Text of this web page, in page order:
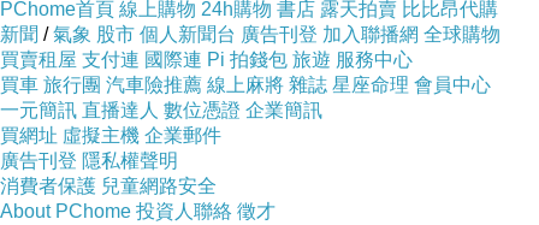
的口號，至今仍以此為品牌核心價值，甚至在鞋
款當中融合時尚品牌元素，帶給消費者截然不同
體驗，例如 Cordoba和Sanremo系列都利用施
華洛世奇的水晶點綴以增添視覺華麗感 。
目前 HASSIA 女鞋的生產範疇橫跨芭蕾平底鞋、
低跟鞋、運動鞋、涼鞋、踝靴等，融合經典與流
PChome首頁 線上購物 24h購物 書店 露天拍賣 比比昂代購
新聞 /氣象 股市 個人新聞台 廣告刊登 加入聯播網 全球購物
買賣租屋 支付連 國際連 Pi 拍錢包 旅遊 服務中心
買車 旅行團 汽車險推薦 線上麻將 雜誌 星座命理 會員中心
一元簡訊 直播達人 數位憑證 企業簡訊
買網址 虛擬主機 企業郵件
廣告刊登 隱私權聲明
消費者保護 兒童網路安全
About PChome 投資人聯絡 徵才